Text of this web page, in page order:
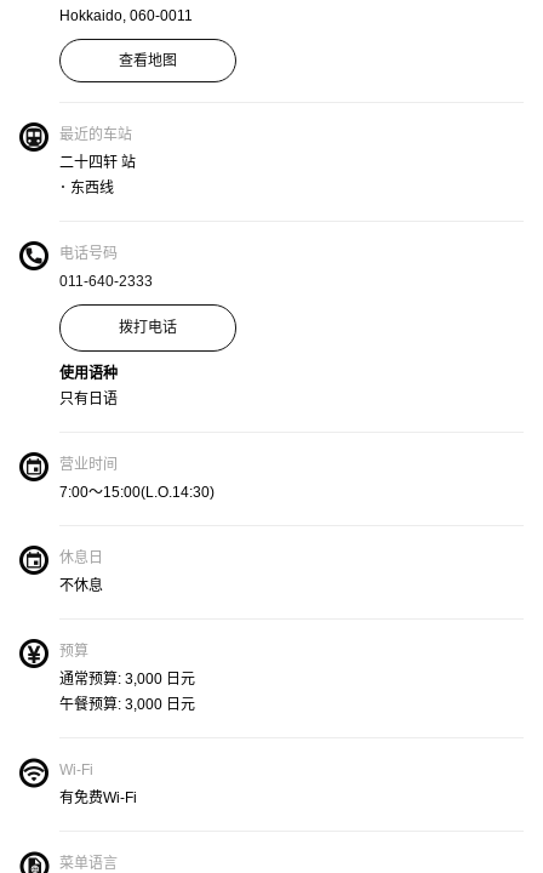
Hokkaido, 060-0011
查看地图
最近的车站
二十四轩 站
･ 东西线
电话号码
011-640-2333
拨打电话
使用语种
只有日语
营业时间
7:00～15:00(L.O.14:30)
休息日
不休息
预算
通常预算: 3,000 日元
午餐预算: 3,000 日元
Wi-Fi
有免费Wi-Fi
菜单语言